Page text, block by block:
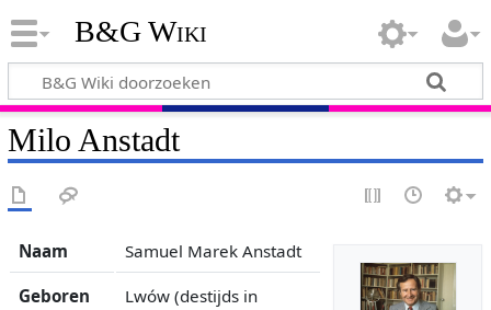
B&G Wiki
Milo Anstadt
Naam Samuel Marek Anstadt
Geboren
Lwów (destijds in